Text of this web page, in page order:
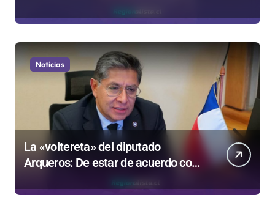
Gobierno
Noticias
La «voltereta» del diputado
Arqueros: De estar de acuerdo con
privatizar Codelco a defender una
empresa 100% estatal